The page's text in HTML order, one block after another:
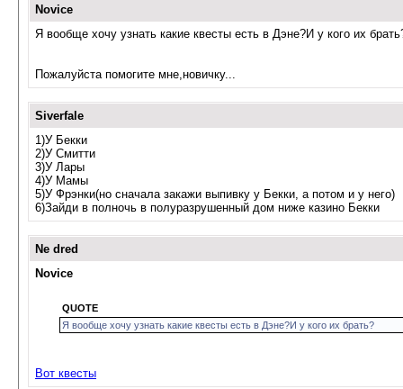
Novice
Я вообще хочу узнать какие квесты есть в Дэне?И у кого их
Пожалуйста помогите мне,новичку...
Siverfale
1)У Бекки
2)У Смитти
3)У Лары
4)У Мамы
5)У Фрэнки(но сначала закажи выпивку у Бекки, а потом и у него)
6)Зайди в полночь в полуразрушенный дом ниже казино Бекки
Ne dred
Novice
QUOTE
Я вообще хочу узнать какие квесты есть в Дэне?И у кого их брать?
Вот квесты